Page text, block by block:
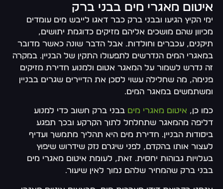
איטום מאגרי מים בבני ברק
ימי הקיץ הגיעו ובבני ברק כבר דאגו לייבש מים עומדים
מכיוון שהם מושכים אליהם מזיקים כדוגמת יתושים,
תיקנים, עכברים וחולדות. אבל הדבר שונה כאשר מדובר
במאגרי המים הנדרשים לתפעולו התקין של הבניין. במקרה
זה נדרש לשמור על המאגר אטום ולמנוע חדירת מזיקים
פנימה, מה שחלילה עשוי לסכן את הדיירים שגרים בבניין
ומשתמשים במאגר המים.
כמו כן, איטום מאגרי מים בבני ברק חשוב כדי למנוע
דליפה מהמאגר שתחלחל לתוך הקרקע ובכך תפגע
ביסודות הבניין. חדירת מים היא תהליך מתמשך ועדיף
לעצור אותו בהקדם, לפני שיגרם נזק שידרוש שיפוץ
בעלויות גבוהות יחסית. זאת, לעומת איטום מאגרי מים
בבני ברק שהמחיר שלהם נמוך לאין שיעור.